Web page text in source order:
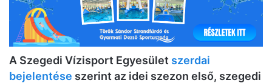
A Szegedi Vízisport Egyesület szerdai
bejelentése szerint az idei szezon első, szegedi